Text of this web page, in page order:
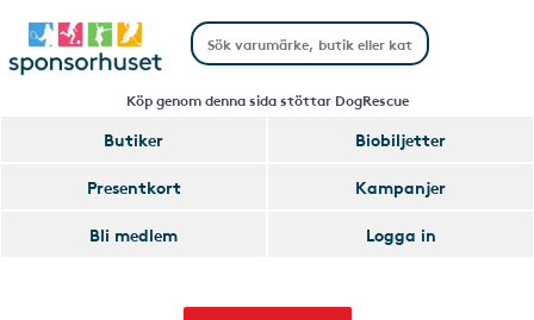
Köp genom denna sida stöttar DogRescue
Butiker
Biobiljetter
Presentkort
Kampanjer
Bli medlem
Logga in